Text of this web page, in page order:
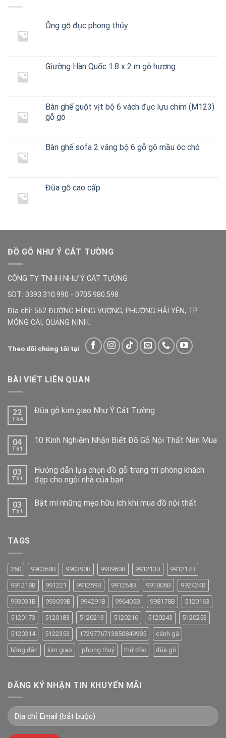
Ống gỗ đục phong thủy
Giường Hàn Quốc 1.8 x 2 m gỗ hương
Bàn ghế guột vịt bộ 6 vách đục lựu chim (M123)
gỗ gõ
Bàn ghế sofa 2 văng bộ 6 gỗ gõ mầu óc chó
Đũa gỗ cao cấp
ĐỒ GỖ NHƯ Ý CÁT TƯỜNG
CÔNG TY TNHH NHƯ Ý CÁT TƯỜNG
SDT: 0393.310.990 - 0705.980.598
Địa chỉ: 562 ĐƯỜNG HÙNG VƯƠNG, PHƯỜNG HẢI YÊN, TP
MÓNG CÁI, QUẢNG NINH.
Theo dõi chúng tôi tại
BÀI VIẾT LIÊN QUAN
22
Th4
Đũa gỗ kim giao Như Ý Cát Tường
04
Th1
10 Kinh Nghiệm Nhận Biết Đồ Gỗ Nội Thất Nên Mua
03
Th1
Hướng dẫn lựa chọn đồ gỗ trang trí phòng khách
đẹp cho ngôi nhà của bạn
03
Th1
Bật mí những mẹo hữu ích khi mua đồ nội thất
TAGS
250 990368B 990390B 990960B 991213B 991217B
991218B 991221 991259B 991264B 991806B 992424B
993031B 993059B 994291B 996405B 998178B 5120163
5120173 5120183 5120213 5120216 5120243 5120253
5120314 5122353 1729776713850849985 cánh gà
hồng đàn kim giao phong thuỷ thử độc đũa gỗ
ĐĂNG KÝ NHẬN TIN KHUYẾN MÃI